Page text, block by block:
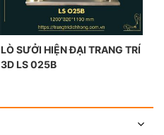
LÒ SƯỞI HIỆN ĐẠI TRANG TRÍ
3D LS 025B